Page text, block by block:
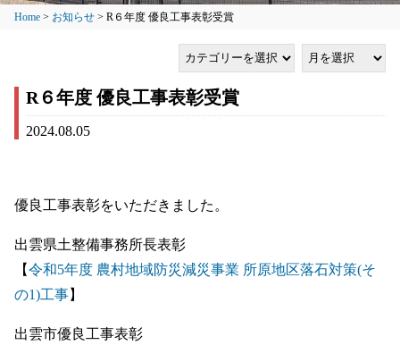
Home > お知らせ > R６年度 優良工事表彰受賞
R６年度 優良工事表彰受賞
2024.08.05
優良工事表彰をいただきました。
出雲県土整備事務所長表彰
【令和5年度 農村地域防災減災事業 所原地区落石対策(そ
の1)工事】
出雲市優良工事表彰